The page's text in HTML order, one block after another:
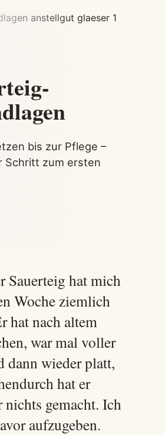
bis zur Pflege –
Schritt zum ersten
Sauerteig hat mich
Woche ziemlich
hat nach altem
war mal voller
dann wieder platt,
hat er
nichts gemacht. Ich
aufzugeben.